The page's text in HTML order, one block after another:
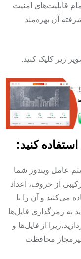
قابلیت‌های امنیت
آن بهره‌مند
زیر کلیک کنید.
کنید:
عامل ویندوز شما
از حروف، اعداد
می‌کنید و آن را با
به رمزگذاری فایل‌ها
از فایل‌ها و
محافظت